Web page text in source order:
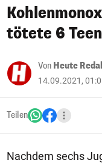
tötete 6
Von Heute
14.09.2021,
Teilen
Nachdem sechs